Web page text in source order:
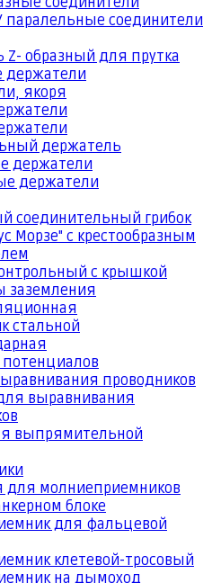
паралельные соединители
Z- образный для прутка
держатели
якоря
держатель
держатели
держатели
соединительный грибок
Морзе" с крестообразным
с крышкой
заземления
стальной
потенциалов
проводников
выравнивания
выпрямительной
для молниеприемников
блоке
для фальцевой
клетевой-тросовый
на дымоход